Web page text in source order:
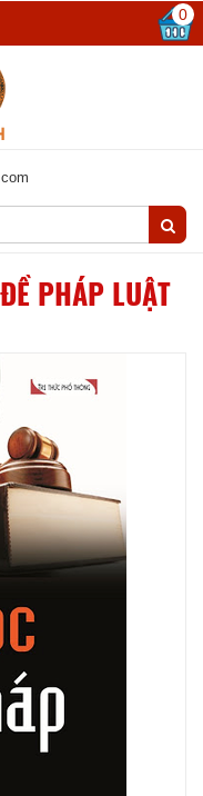
0
PHÁP LUẬT